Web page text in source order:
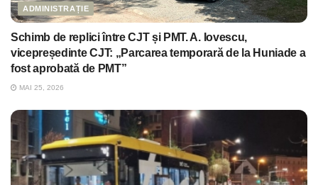
ADMINISTRAȚIE
Schimb de replici între CJT și PMT. A. Iovescu,
vicepreședinte CJT: „Parcarea temporară de la Huniade a
fost aprobată de PMT”
MAI 25, 2026